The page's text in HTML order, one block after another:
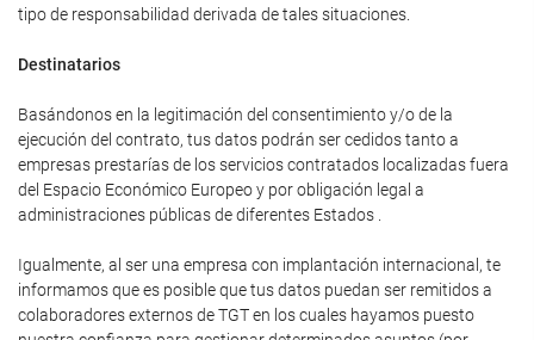
tipo de responsabilidad derivada de tales situaciones.
Destinatarios
Basándonos en la legitimación del consentimiento y/o de la
ejecución del contrato, tus datos podrán ser cedidos tanto a
empresas prestarías de los servicios contratados localizadas fuera
del Espacio Económico Europeo y por obligación legal a
administraciones públicas de diferentes Estados .
Igualmente, al ser una empresa con implantación internacional, te
informamos que es posible que tus datos puedan ser remitidos a
colaboradores externos de TGT en los cuales hayamos puesto